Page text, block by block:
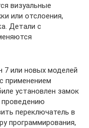
визуальные
или отслоения,
Детали с
7 или новых моделей
применением
установлен замок
переключатель в
программирования,